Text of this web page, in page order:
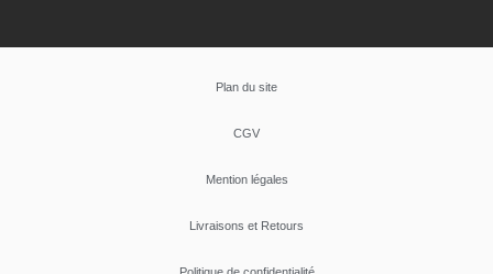
Plan du site
CGV
Mention légales
Livraisons et Retours
Politique de confidentialité